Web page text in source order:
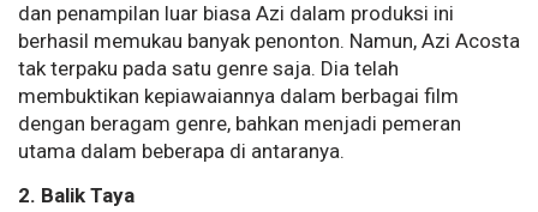
dan penampilan luar biasa Azi dalam produksi ini
berhasil memukau banyak penonton. Namun, Azi Acosta
tak terpaku pada satu genre saja. Dia telah
membuktikan kepiawaiannya dalam berbagai film
dengan beragam genre, bahkan menjadi pemeran
utama dalam beberapa di antaranya.
2. Balik Taya